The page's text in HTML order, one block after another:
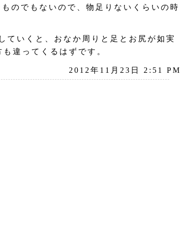
のでもないので、物足りないくらいの時
ていくと、おなか周りと足とお尻が如実
違ってくるはずです。
2012年11月23日 2:51 PM